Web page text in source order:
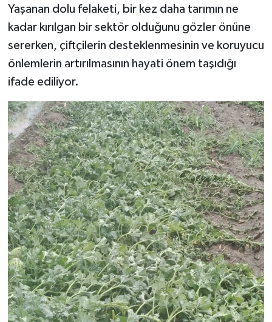
Yaşanan dolu felaketi, bir kez daha tarımın ne
kadar kırılgan bir sektör olduğunu gözler önüne
sererken, çiftçilerin desteklenmesinin ve koruyucu
önlemlerin artırılmasının hayati önem taşıdığı
ifade ediliyor.